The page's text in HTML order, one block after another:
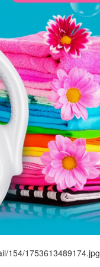
154/1753613489174.jpg